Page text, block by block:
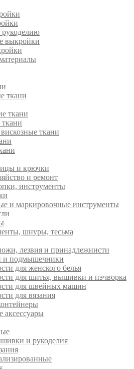
выкройки
ткани
ткани
ткани
и крючки
и ремонт
инструменты
и маркировочные инструменты
шнуры, тесьма
лезвия и принадлежнисти
и подмышечники
для женского белья
для шитья, вышивки и пэчворка
для швейных машин
для вязания
аксессуары
и рукоделия